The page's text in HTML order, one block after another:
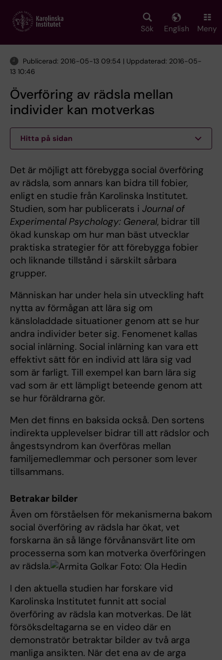
main
Sök English Meny
Publicerad: 2016-05-13 09:54 | Uppdaterad: 2016-05-
13 10:46
Överföring av rädsla mellan
individer kan motverkas
Hitta på sidan
Det är möjligt att förebygga social överföring
av rädsla, som annars kan bidra till fobier,
enligt en studie från Karolinska Institutet.
Studien, som har publicerats i Journal of
Experimental Psychology: General, bidrar till
ökad kunskap om hur man bäst utvecklar
praktiska strategier för att förebygga fobier
och liknande tillstånd i särskilt sårbara
grupper.
Människan har under hela sin utveckling haft
nytta av förmågan att lära sig om
känsloladdade situationer genom att se hur
andra individer beter sig. Fenomenet kallas
social inlärning. Social inlärning kan vara ett
effektivt sätt för en individ att lära sig vad
som är farligt. Till exempel kan barn lära sig
vad som är ett lämpligt beteende genom att
se hur föräldrarna gör.
Men det finns en baksida också. Den sortens
indirekta upplevelser bidrar till att rädslor och
ångestsyndrom kan överföras mellan
familjemedlemmar och personer som lever
tillsammans.
Betrakar bilder
Även om förståelsen för mekanismerna bakom
social överföring av rädsla har ökat, vet
forskarna än så länge förvånansvärt lite om
processerna som kan motverka överföringen
av rädsla.
I den aktuella studien har forskare vid
Karolinska Institutet funnit att social
överföring av rädsla kan motverkas. De lät
försöksdeltagarna se en video där en
demonstratör betraktar bilder av två arga
manliga ansikten. När det ena av de arga